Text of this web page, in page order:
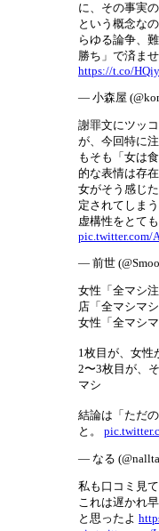
に、その事実
という概念な
らゆる論争、
勝ち」で済ま
https://t.co/
— 小森屋
謝罪文にツッ
が、今回特に
もそも「女は
的な表情は存
女がそう感じ
定されてしま
虚構性をとて
pic.twitter.com/
— 前世
女性「全マシ
店「全マシマ
女性「全マシ
1枚目が、女性
2〜3枚目が、
マシ
結論は「ただ
と。
— なる
私も口コミ見て
これは遅かれ
と思ったよ